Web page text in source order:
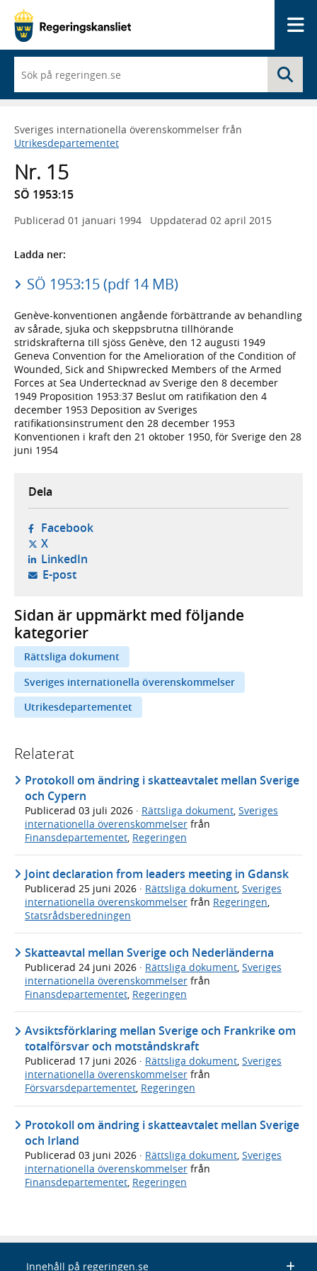
du
börjar
skriva
framträder
en
med
sökförslag
Sveriges internationella överenskommelser från
Utrikesdepartementet
Nr. 15
SÖ 1953:15
Publicerad 01 januari 1994 Uppdaterad 02 april 2015
Ladda ner:
SÖ 1953:15 (pdf 14 MB)
Genève-konventionen angående förbättrande av behandling
av sårade, sjuka och skeppsbrutna tillhörande
stridskrafterna till sjöss Genève, den 12 augusti 1949
Geneva Convention for the Amelioration of the Condition of
Wounded, Sick and Shipwrecked Members of the Armed
Forces at Sea Undertecknad av Sverige den 8 december
1949 Proposition 1953:37 Beslut om ratifikation den 4
december 1953 Deposition av Sveriges
ratifikationsinstrument den 28 december 1953
Konventionen i kraft den 21 oktober 1950, för Sverige den 28
juni 1954
Dela
Facebook- öppnas i ny flik, extern webbplats,
X- öppnas i ny flik, extern webbplats,
LinkedIn- öppnas i ny flik, extern webbplats,
E-post- öppnar din e-postklient,
Sidan är uppmärkt med följande
kategorier
Rättsliga dokument
Sveriges internationella överenskommelser
Utrikesdepartementet
Relaterat
Protokoll om ändring i skatteavtalet mellan Sverige
och Cypern
Publicerad 03 juli 2026 · Rättsliga dokument Sveriges
internationella överenskommelser från
Finansdepartementet Regeringen
Joint declaration from leaders meeting in Gdansk
Publicerad 25 juni 2026 · Rättsliga dokument, Sveriges
internationella överenskommelser från Regeringen,
Statsrådsberedningen
Skatteavtal mellan Sverige och Nederländerna
Publicerad 24 juni 2026 · Rättsliga dokument, Sveriges
internationella överenskommelser från
Finansdepartementet, Regeringen
Avsiktsförklaring mellan Sverige och Frankrike om
totalförsvar och motståndskraft
Publicerad 17 juni 2026 · Rättsliga dokument, Sveriges
internationella överenskommelser från
Försvarsdepartementet, Regeringen
Protokoll om ändring i skatteavtalet mellan Sverige
och Irland
Publicerad 03 juni 2026 · Rättsliga dokument, Sveriges
internationella överenskommelser från
Finansdepartementet, Regeringen
Innehåll på regeringen.se